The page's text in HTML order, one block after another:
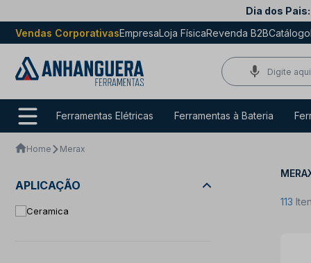
Dia dos Pais:
Vendas CorporativasEmpresaLoja FísicaRevenda B2BCatálogo
Ferramentas Elétricas Ferramentas à Bateria
Home Merax
APLICAÇÃO
Ceramica
113